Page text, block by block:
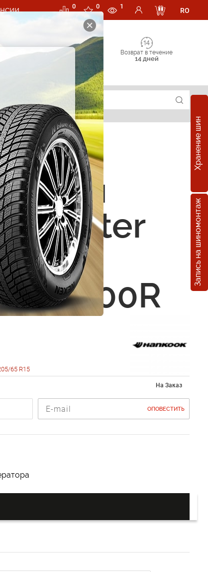
0 0 1
RO
Возврат в течение
14 дней
Хранение шин
Запись на шиномонтаж
шины
Winter
100R
65 R15
На Заказ
ОПОВЕСТИТЬ